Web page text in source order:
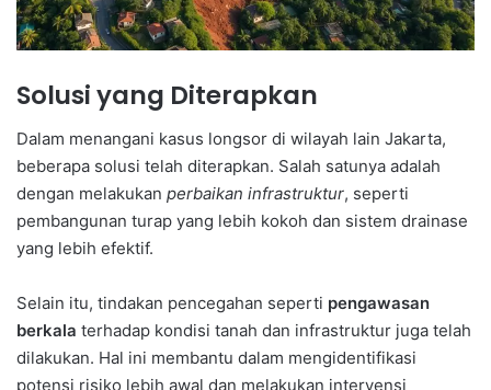
Solusi yang Diterapkan
Dalam menangani kasus longsor di wilayah lain Jakarta,
beberapa solusi telah diterapkan. Salah satunya adalah
dengan melakukan perbaikan infrastruktur, seperti
pembangunan turap yang lebih kokoh dan sistem drainase
yang lebih efektif.
Selain itu, tindakan pencegahan seperti pengawasan
berkala terhadap kondisi tanah dan infrastruktur juga telah
dilakukan. Hal ini membantu dalam mengidentifikasi
potensi risiko lebih awal dan melakukan intervensi